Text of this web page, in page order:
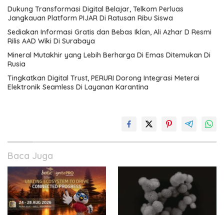
Dukung Transformasi Digital Belajar, Telkom Perluas
Jangkauan Platform PIJAR Di Ratusan Ribu Siswa
Sediakan Informasi Gratis dan Bebas Iklan, Ali Azhar D Resmi
Rilis AAD Wiki Di Surabaya
Mineral Mutakhir yang Lebih Berharga Di Emas Ditemukan Di
Rusia
Tingkatkan Digital Trust, PERURI Dorong Integrasi Meterai
Elektronik Seamless Di Layanan Karantina
Baca Juga